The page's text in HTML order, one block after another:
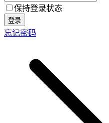
保持登录状态
登录
忘记密码